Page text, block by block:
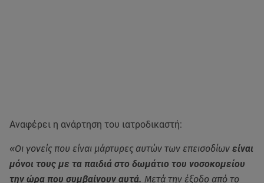
Αναφέρει η ανάρτηση του ιατροδικαστή:
«Οι γονείς που είναι μάρτυρες αυτών των επεισοδίων είναι
μόνοι τους με τα παιδιά στο δωμάτιο του νοσοκομείου
την ώρα που συμβαίνουν αυτά. Μετά την έξοδο από το